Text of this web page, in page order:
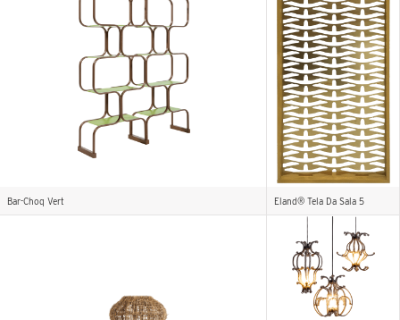
Bar-Choq Vert Eland® Tela Da Sala 5